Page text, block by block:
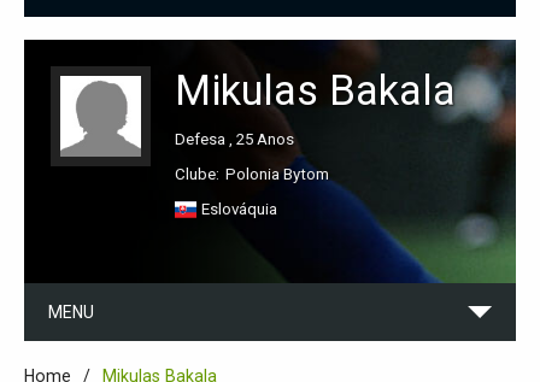
Mikulas Bakala
Defesa , 25 Anos
Clube: Polonia Bytom
Eslováquia
MENU
Home Mikulas Bakala